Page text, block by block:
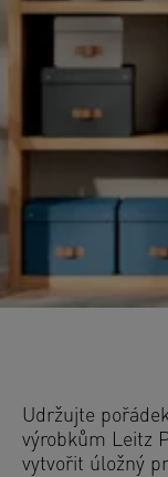
Udržujte
výrobkům Leitz
vytvořit úložný